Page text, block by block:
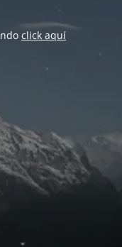
click aquí